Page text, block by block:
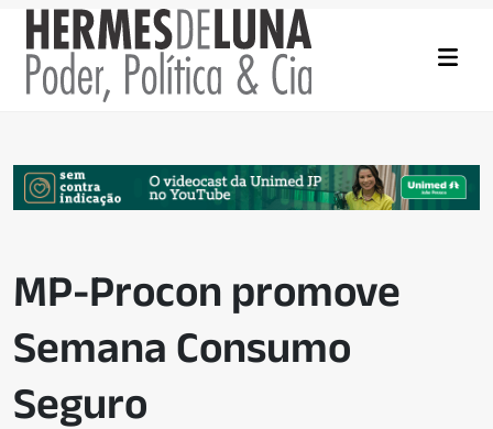
MP-Procon promove
Semana Consumo
Seguro